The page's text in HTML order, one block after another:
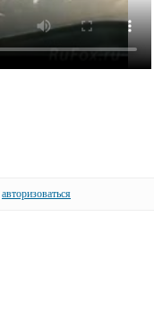
авторизоваться